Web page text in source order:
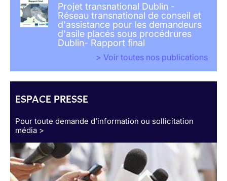
Projet transnational Dublin -
Réseau transnational de conseil et
d'assistance pour les demandeurs
d'asile placés sous procédrures
Dublin- Rapport final
> Voir toutes nos publications
ESPACE PRESSE
Pour toute demande d’information ou sollicitation
média >